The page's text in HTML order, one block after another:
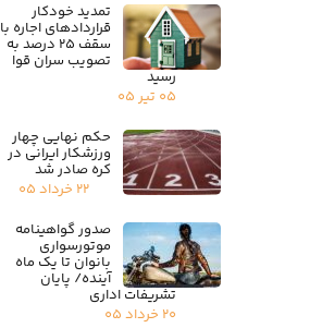
تمدید خودکار
قراردادهای اجاره با
سقف ۲۵ درصد به
تصویب سران قوا
رسید
۰۵ تیر ۰۵
حکم نهایی چهار
ورزشکار ایرانی در
کره صادر شد
۲۲ خرداد ۰۵
صدور گواهینامه
موتورسواری
بانوان تا یک ماه
آینده/ پایان
تشریفات اداری
۲۰ خرداد ۰۵